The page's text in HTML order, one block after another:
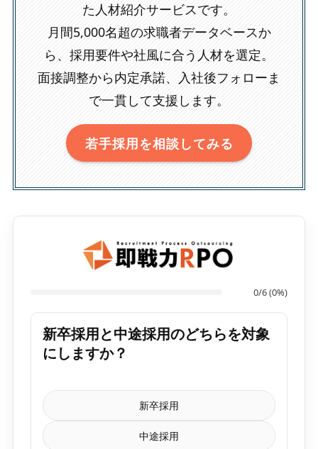
た人材紹介サービスです。
月間5,000名超の求職者データベースか
ら、採用要件や社風に合う人材を選定。
面接調整から内定承諾、入社後フォローま
で一貫して支援します。
若手採用を相談してみる
0/6 (0%)
新卒採用と中途採用のどちらを対象
にしますか？
新卒採用
中途採用